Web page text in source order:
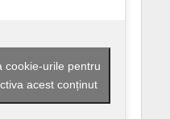
cookie-urile pentru
acest conținut